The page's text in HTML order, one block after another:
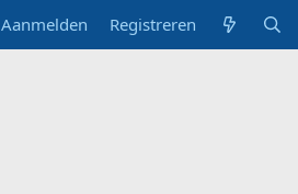
Aanmelden Registreren